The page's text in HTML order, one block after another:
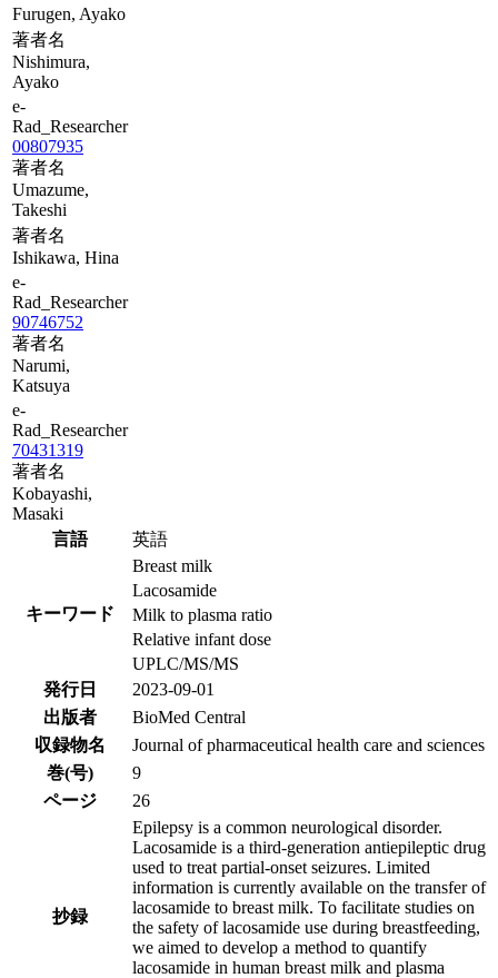
Furugen, Ayako
著者名
Nishimura,
Ayako
e-
Rad_Researcher
00807935
著者名
Umazume,
Takeshi
著者名
Ishikawa, Hina
e-
Rad_Researcher
90746752
著者名
Narumi,
Katsuya
e-
Rad_Researcher
70431319
著者名
Kobayashi,
Masaki
言語
英語
キーワード
Breast milk
Lacosamide
Milk to plasma ratio
Relative infant dose
UPLC/MS/MS
発行日
2023-09-01
出版者
BioMed Central
収録物名
Journal of pharmaceutical health care and sciences
巻(号)
9
ページ
26
抄録
Epilepsy is a common neurological disorder.
Lacosamide is a third-generation antiepileptic drug
used to treat partial-onset seizures. Limited
information is currently available on the transfer of
lacosamide to breast milk. To facilitate studies on
the safety of lacosamide use during breastfeeding,
we aimed to develop a method to quantify
lacosamide in human breast milk and plasma